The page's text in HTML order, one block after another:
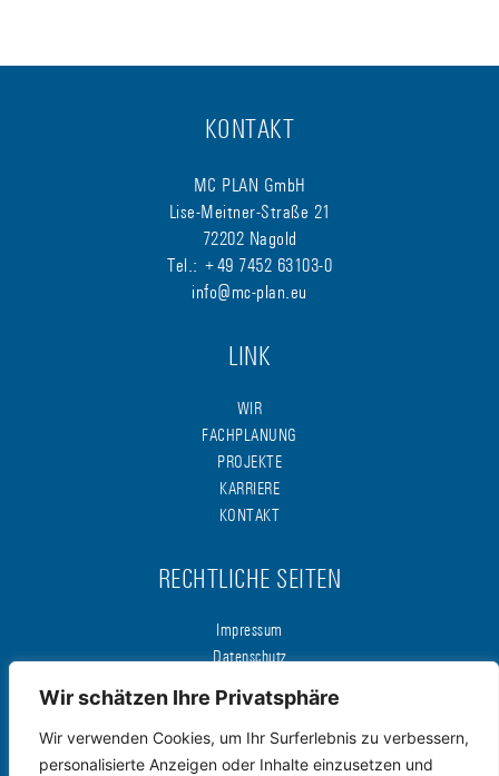
Wir schätzen Ihre Privatsphäre
Wir verwenden Cookies, um Ihr Surferlebnis zu verbessern,
personalisierte Anzeigen oder Inhalte einzusetzen und
KONTAKT
MC PLAN GmbH
Lise-Meitner-Straße 21
72202 Nagold
Tel.: +49 7452 63103-0
info@mc-plan.eu
LINK
WIR
FACHPLANUNG
PROJEKTE
KARRIERE
KONTAKT
RECHTLICHE SEITEN
Impressum
Datenschutz
Diese Website ist durch reCAPTCHA
geschützt und es gelten
und
Nutzungsbedingungenvon Google.